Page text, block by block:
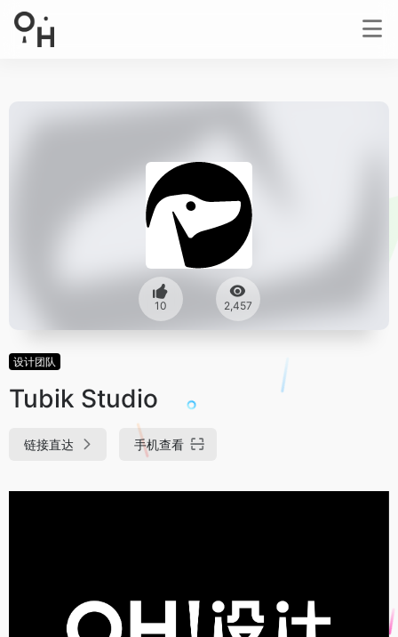
10 2,457
设计团队
Tubik Studio
链接直达 手机查看